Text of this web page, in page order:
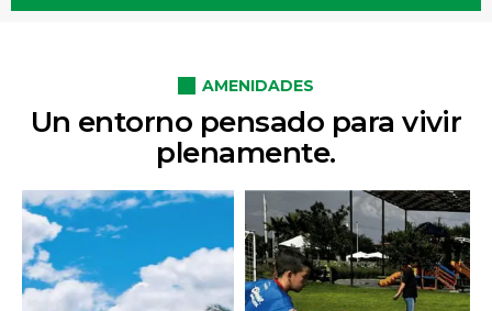
AMENIDADES
Un entorno pensado para vivir
plenamente.